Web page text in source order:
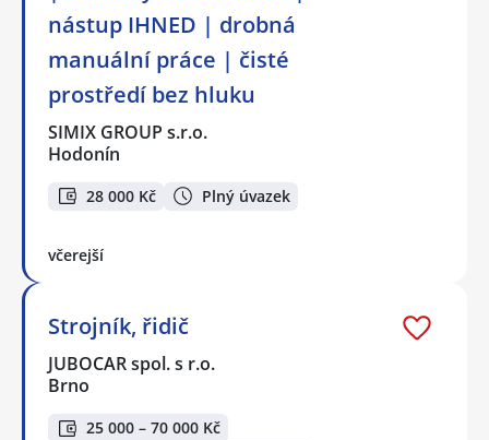
nástup IHNED | drobná
manuální práce | čisté
prostředí bez hluku
SIMIX GROUP s.r.o.
Hodonín
28 000 Kč Plný úvazek
včerejší
Strojník, řidič
JUBOCAR spol. s r.o.
Brno
25 000 – 70 000 Kč